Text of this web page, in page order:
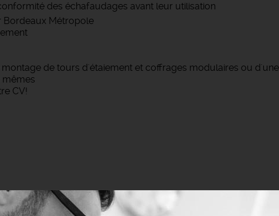
des échafaudages avant leur utilisation
Bordeaux Métropole
de tours d'étaiement et coffrages modulaires ou
mêmes
CV!